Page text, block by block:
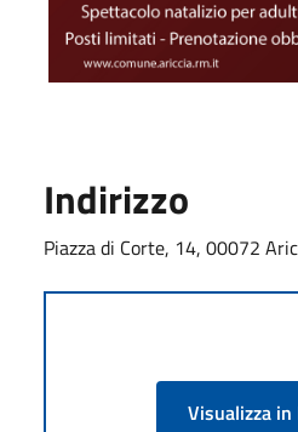
Indirizzo
Piazza di Corte, 14, 00072
Visualizza